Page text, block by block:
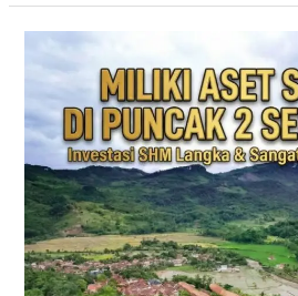
Tanah
Kavling
Puncak
SHM
–
Prime
East
Bogor